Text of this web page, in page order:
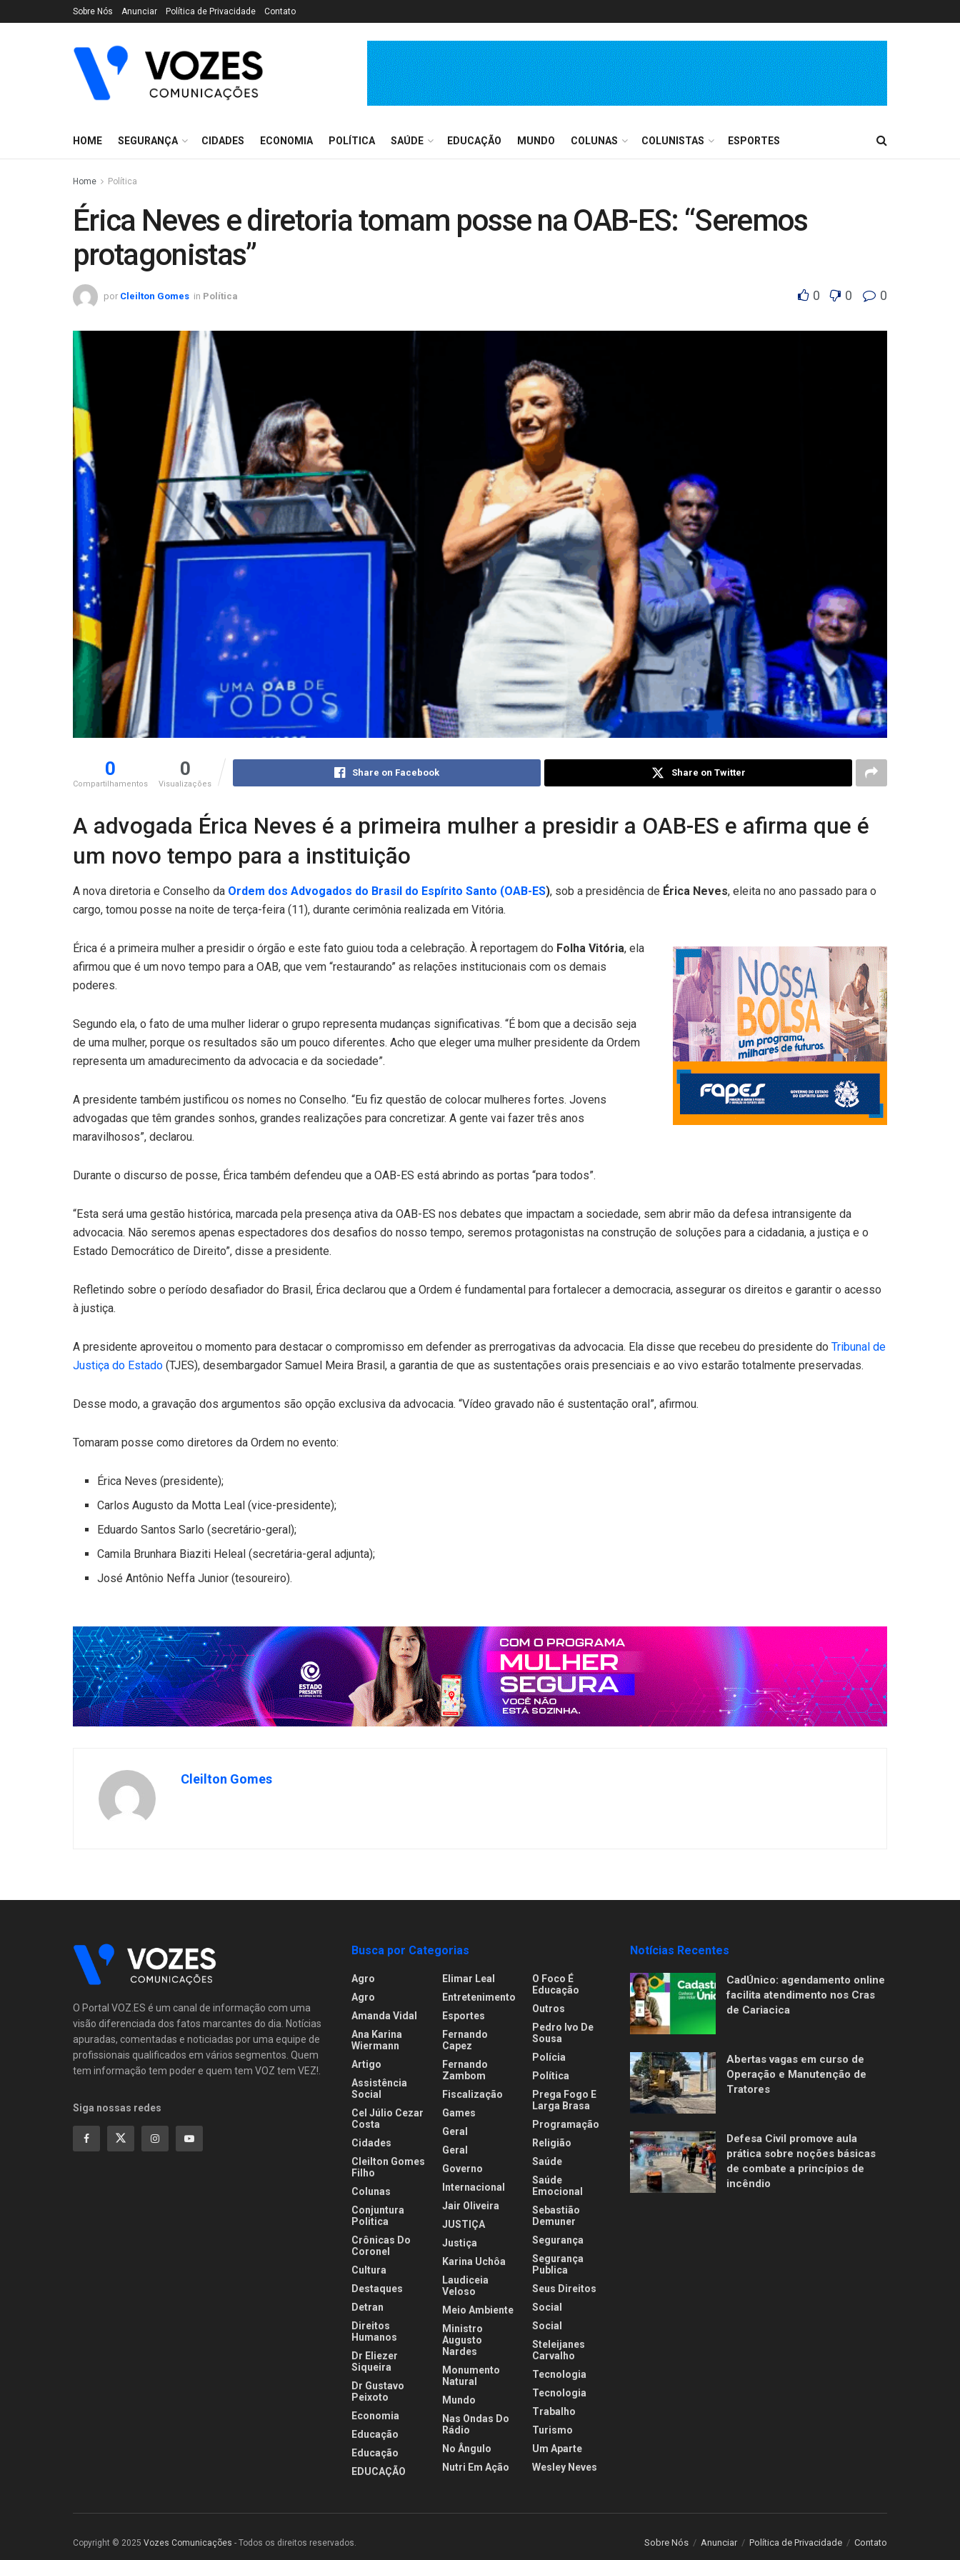
Sobre Nós Anunciar Política de Privacidade Contato
HOME SEGURANÇA CIDADES ECONOMIA POLÍTICA SAÚDE EDUCAÇÃO MUNDO COLUNAS COLUNISTAS ESPORTES
Home Política
Érica Neves e diretoria tomam posse na OAB-ES: “Seremos
protagonistas”
por Cleilton Gomes in Política 0 0 0
0
Compartilhamentos
0
Visualizações
Share on Facebook Share on Twitter
A advogada Érica Neves é a primeira mulher a presidir a OAB-ES e afirma que é
um novo tempo para a instituição
A nova diretoria e Conselho da Ordem dos Advogados do Brasil do Espírito Santo (OAB-ES), sob a presidência de Érica Neves, eleita no ano passado para o
cargo, tomou posse na noite de terça-feira (11), durante cerimônia realizada em Vitória.
Érica é a primeira mulher a presidir o órgão e este fato guiou toda a celebração. À reportagem do Folha Vitória, ela
afirmou que é um novo tempo para a OAB, que vem “restaurando” as relações institucionais com os demais
poderes.
Segundo ela, o fato de uma mulher liderar o grupo representa mudanças significativas. “É bom que a decisão seja
de uma mulher, porque os resultados são um pouco diferentes. Acho que eleger uma mulher presidente da Ordem
representa um amadurecimento da advocacia e da sociedade”.
A presidente também justificou os nomes no Conselho. “Eu fiz questão de colocar mulheres fortes. Jovens
advogadas que têm grandes sonhos, grandes realizações para concretizar. A gente vai fazer três anos
maravilhosos”, declarou.
Durante o discurso de posse, Érica também defendeu que a OAB-ES está abrindo as portas “para todos”.
“Esta será uma gestão histórica, marcada pela presença ativa da OAB-ES nos debates que impactam a sociedade, sem abrir mão da defesa intransigente da
advocacia. Não seremos apenas espectadores dos desafios do nosso tempo, seremos protagonistas na construção de soluções para a cidadania, a justiça e o
Estado Democrático de Direito”, disse a presidente.
Refletindo sobre o período desafiador do Brasil, Érica declarou que a Ordem é fundamental para fortalecer a democracia, assegurar os direitos e garantir o acesso
à justiça.
A presidente aproveitou o momento para destacar o compromisso em defender as prerrogativas da advocacia. Ela disse que recebeu do presidente do Tribunal de
Justiça do Estado (TJES), desembargador Samuel Meira Brasil, a garantia de que as sustentações orais presenciais e ao vivo estarão totalmente preservadas.
Desse modo, a gravação dos argumentos são opção exclusiva da advocacia. “Vídeo gravado não é sustentação oral”, afirmou.
Tomaram posse como diretores da Ordem no evento:
Érica Neves (presidente);
Carlos Augusto da Motta Leal (vice-presidente);
Eduardo Santos Sarlo (secretário-geral);
Camila Brunhara Biaziti Heleal (secretária-geral adjunta);
José Antônio Neffa Junior (tesoureiro).
Cleilton Gomes
O Portal VOZ.ES é um canal de informação com uma
visão diferenciada dos fatos marcantes do dia. Notícias
apuradas, comentadas e noticiadas por uma equipe de
profissionais qualificados em vários segmentos. Quem
tem informação tem poder e quem tem VOZ tem VEZ!.
Siga nossas redes
Busca por Categorias
Agro
Agro
Amanda Vidal
Ana Karina
Wiermann
Artigo
Assistência
Social
Cel Júlio Cezar
Costa
Cidades
Cleilton Gomes
Filho
Colunas
Conjuntura
Politica
Crônicas Do
Coronel
Cultura
Destaques
Detran
Direitos
Humanos
Dr Eliezer
Siqueira
Dr Gustavo
Peixoto
Economia
Educação
Educação
EDUCAÇÃO
Elimar Leal
Entretenimento
Esportes
Fernando
Capez
Fernando
Zambom
Fiscalização
Games
Geral
Geral
Governo
Internacional
Jair Oliveira
JUSTIÇA
Justiça
Karina Uchôa
Laudiceia
Veloso
Meio Ambiente
Ministro
Augusto
Nardes
Monumento
Natural
Mundo
Nas Ondas Do
Rádio
No Ângulo
Nutri Em Ação
O Foco É
Educação
Outros
Pedro Ivo De
Sousa
Polícia
Política
Prega Fogo E
Larga Brasa
Programação
Religião
Saúde
Saúde
Emocional
Sebastião
Demuner
Segurança
Segurança
Publica
Seus Direitos
Social
Social
Steleijanes
Carvalho
Tecnologia
Tecnologia
Trabalho
Turismo
Um Aparte
Wesley Neves
Notícias Recentes
CadÚnico: agendamento online
facilita atendimento nos Cras
de Cariacica
Abertas vagas em curso de
Operação e Manutenção de
Tratores
Defesa Civil promove aula
prática sobre noções básicas
de combate a princípios de
incêndio
Sobre Nós Anunciar Política de Privacidade Contato
Copyright © 2025 Vozes Comunicações - Todos os direitos reservados.